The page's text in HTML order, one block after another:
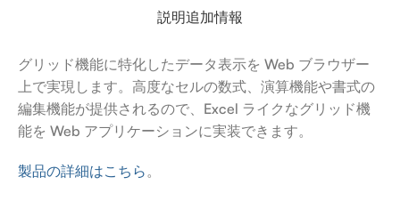
説明追加情報
グリッド機能に特化したデータ表示を Web ブラウザー
上で実現します。高度なセルの数式、演算機能や書式の
編集機能が提供されるので、Excel ライクなグリッド機
能を Web アプリケーションに実装できます。
製品の詳細はこちら 。